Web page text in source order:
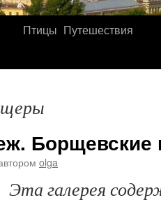
Птицы Путешествия
olga
Эта галерея